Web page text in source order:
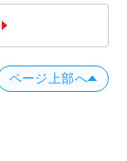
ページ上部へ